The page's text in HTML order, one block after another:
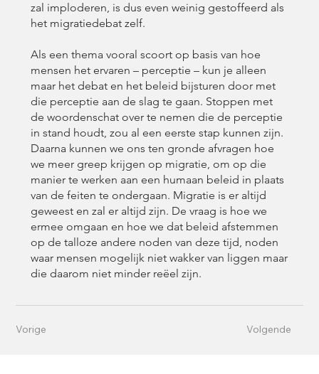
zal imploderen, is dus even weinig gestoffeerd als
het migratiedebat zelf.
Als een thema vooral scoort op basis van hoe
mensen het ervaren – perceptie – kun je alleen
maar het debat en het beleid bijsturen door met
die perceptie aan de slag te gaan. Stoppen met
de woordenschat over te nemen die de perceptie
in stand houdt, zou al een eerste stap kunnen zijn.
Daarna kunnen we ons ten gronde afvragen hoe
we meer greep krijgen op migratie, om op die
manier te werken aan een humaan beleid in plaats
van de feiten te ondergaan. Migratie is er altijd
geweest en zal er altijd zijn. De vraag is hoe we
ermee omgaan en hoe we dat beleid afstemmen
op de talloze andere noden van deze tijd, noden
waar mensen mogelijk niet wakker van liggen maar
die daarom niet minder reëel zijn.
Vorige Volgende